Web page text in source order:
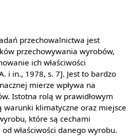
przechowalnictwa jest
przechowywania wyrobów,
ich właściwości
i in., 1978, s. 7]. Jest to bardzo
mierze wpływa na
Istotna rolą w prawidłowym
warunki klimatyczne oraz miejsce
które są cechami
właściwości danego wyrobu.